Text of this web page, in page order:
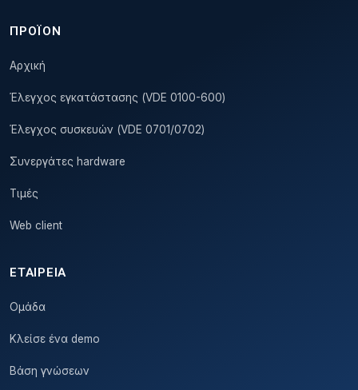
ΠΡΟΪΌΝ
Αρχική
Έλεγχος εγκατάστασης (VDE 0100-600)
Έλεγχος συσκευών (VDE 0701/0702)
Συνεργάτες hardware
Τιμές
Web client
ΕΤΑΙΡΕΊΑ
Ομάδα
Κλείσε ένα demo
Βάση γνώσεων